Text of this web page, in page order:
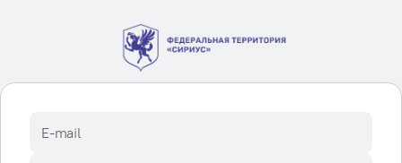
E-mail